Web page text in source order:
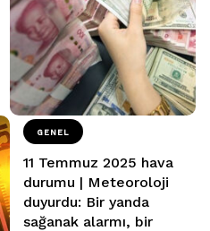
GENEL
11 Temmuz 2025 hava
durumu | Meteoroloji
duyurdu: Bir yanda
sağanak alarmı, bir